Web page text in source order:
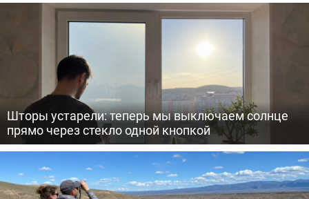
Шторы устарели: теперь мы выключаем солнце
прямо через стекло одной кнопкой